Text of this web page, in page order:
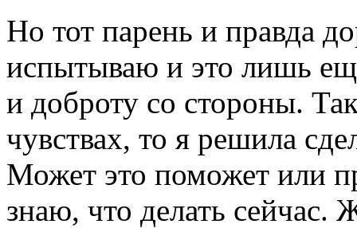
Но тот парень и правда
испытываю и это лишь
и доброту со стороны.
чувствах, то я решила
Может это поможет или
знаю, что делать сейчас.